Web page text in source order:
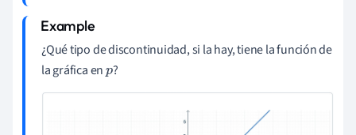
¿Qué tipo de discontinuidad, si la hay, tiene la función de
la gráfica enp?